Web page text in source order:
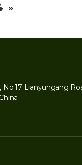
»
No.17 Lianyungang